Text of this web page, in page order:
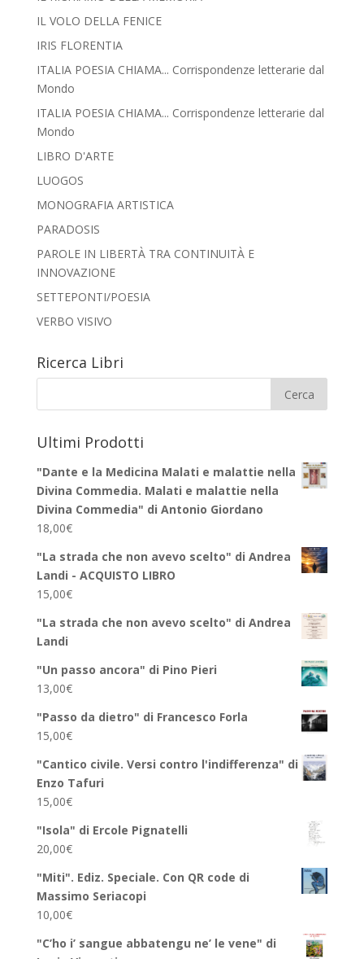
IL VOLO DELLA FENICE
IRIS FLORENTIA
ITALIA POESIA CHIAMA... Corrispondenze letterarie dal
Mondo
ITALIA POESIA CHIAMA... Corrispondenze letterarie dal
Mondo
LIBRO D'ARTE
LUOGOS
MONOGRAFIA ARTISTICA
PARADOSIS
PAROLE IN LIBERTÀ TRA CONTINUITÀ E
INNOVAZIONE
SETTEPONTI/POESIA
VERBO VISIVO
Ricerca Libri
Ultimi Prodotti
"Dante e la Medicina Malati e malattie nella
Divina Commedia. Malati e malattie nella
Divina Commedia" di Antonio Giordano
18,00€
"La strada che non avevo scelto" di Andrea
Landi - ACQUISTO LIBRO
15,00€
"La strada che non avevo scelto" di Andrea
Landi
"Un passo ancora" di Pino Pieri
13,00€
"Passo da dietro" di Francesco Forla
15,00€
"Cantico civile. Versi contro l'indifferenza" di
Enzo Tafuri
15,00€
"Isola" di Ercole Pignatelli
20,00€
"Miti". Ediz. Speciale. Con QR code di
Massimo Seriacopi
10,00€
"C’ho i’ sangue abbatengu ne’ le vene" di